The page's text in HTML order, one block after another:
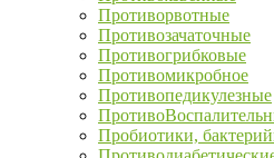
Противорвотные
Противозачаточные
Противогрибковые
Противомикробное
Противопедикулезные
Пробиотики,